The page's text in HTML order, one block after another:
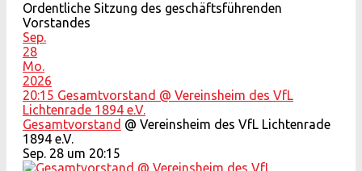
Ordentliche Sitzung des geschäftsführenden
Vorstandes
Sep.
28
Mo.
2026
20:15 Gesamtvorstand @ Vereinsheim des VfL
Lichtenrade 1894 e.V.
Gesamtvorstand @ Vereinsheim des VfL Lichtenrade
1894 e.V.
Sep. 28 um 20:15